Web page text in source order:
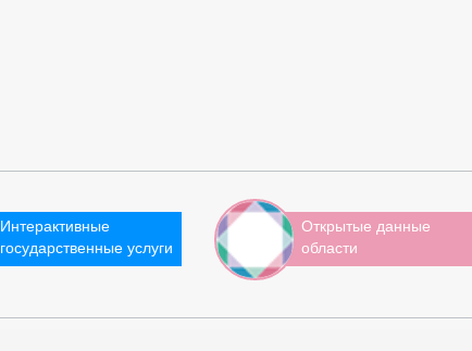
Интерактивные
государственные услуги
Открытые данные
области